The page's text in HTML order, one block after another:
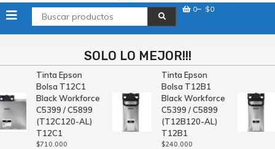
0
$0
SOLO LO MEJOR!!!
Tinta Epson
Bolsa T12C1
Black Workforce
C5399 / C5899
(T12C120-AL)
T12C1
$710.000
Tinta Epson
Bolsa T12B1
Black Workforce
C5399 / C5899
(T12B120-AL)
T12B1
$240.000